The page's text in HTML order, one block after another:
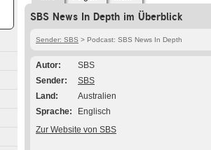
SBS News In Depth im Überblick
Sender: SBS > Podcast: SBS News In Depth
Autor
SBS
Sender
SBS
Land
Australien
Sprache
Englisch
Zur Website von SBS